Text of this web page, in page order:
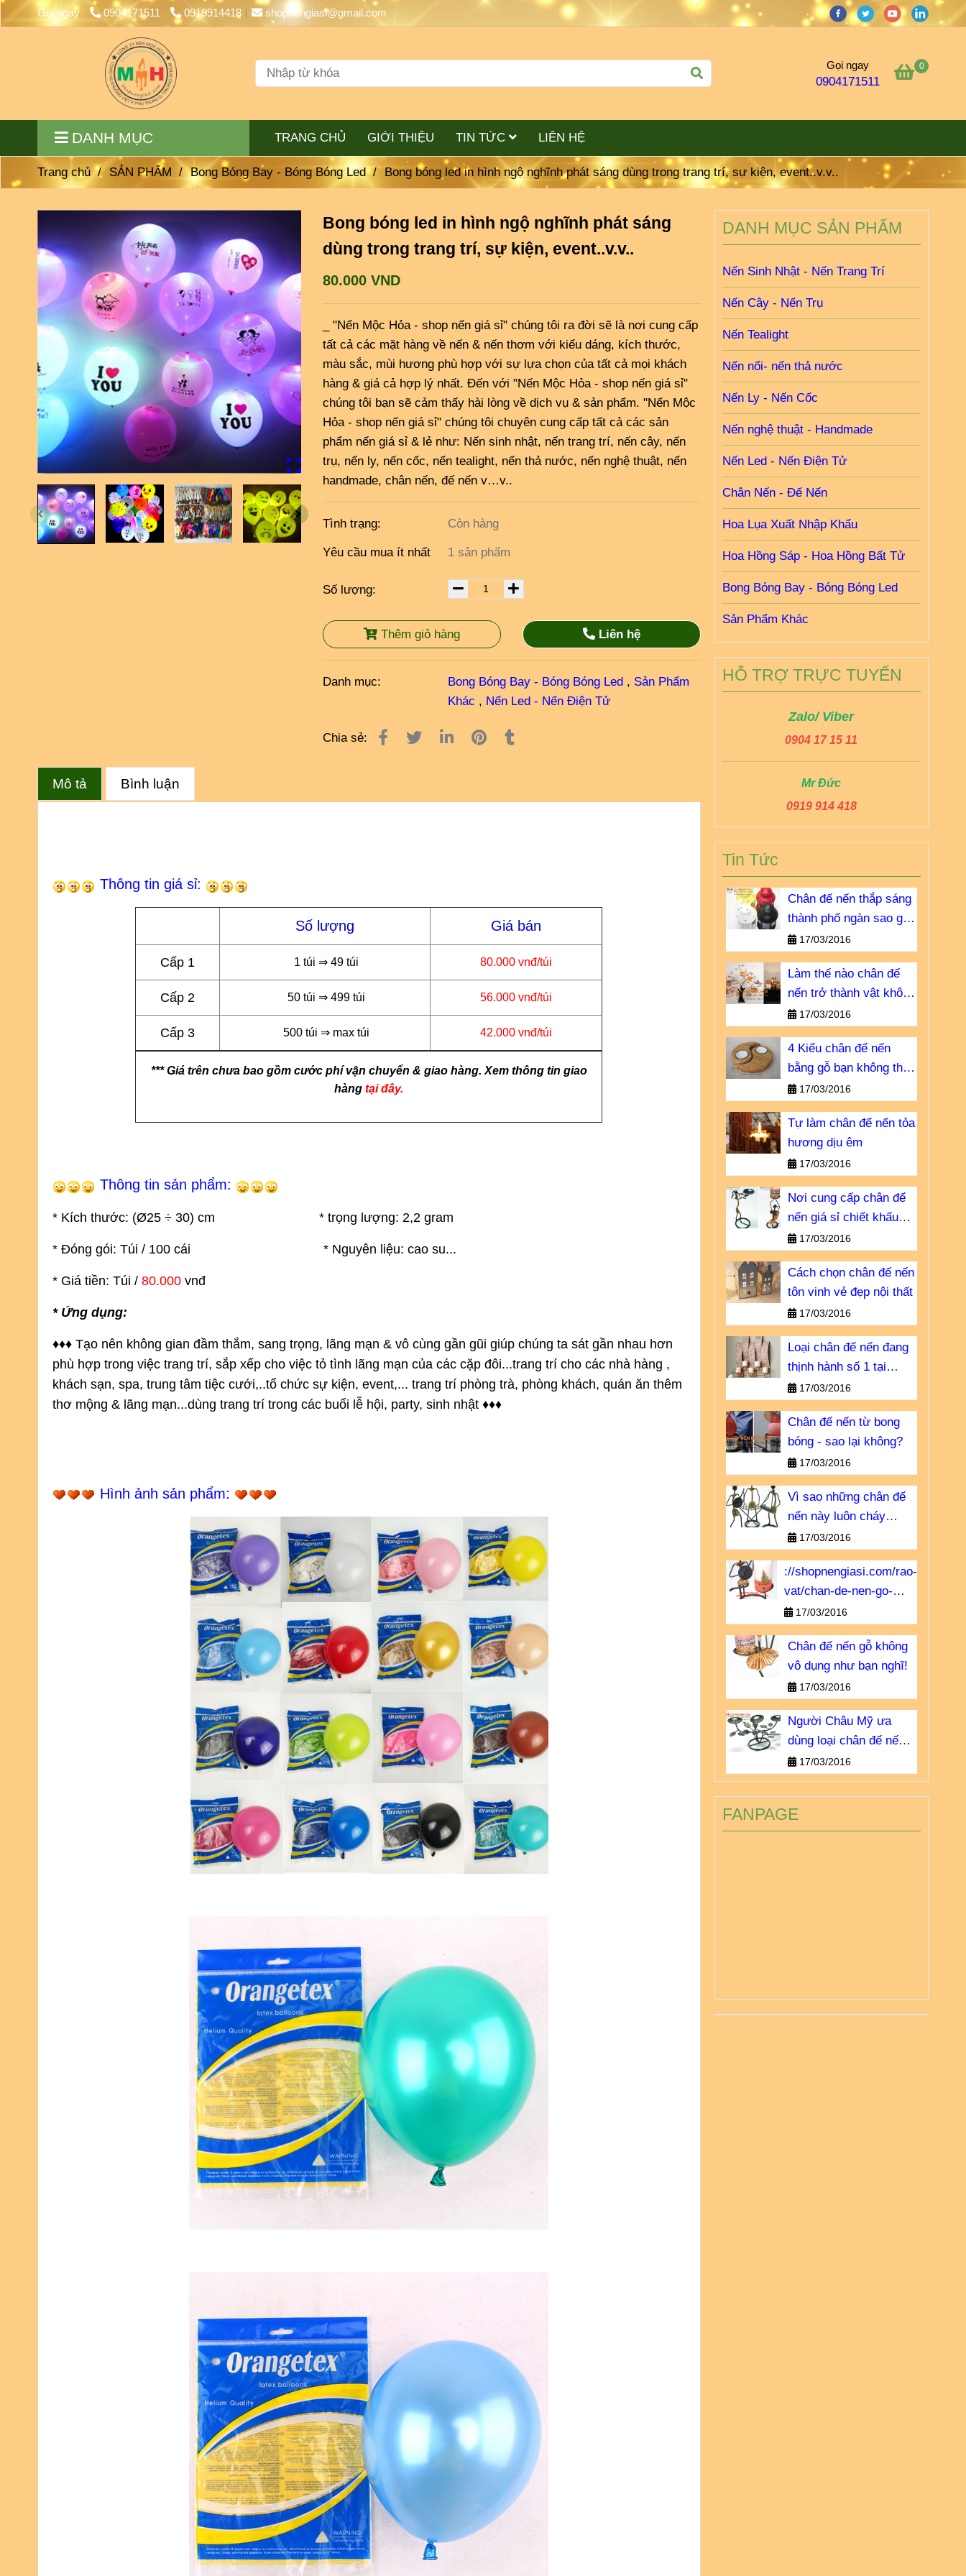
Gọi ngay 0904171511 0919914418 shopnengiasi@gmail.com
Gọi ngay
0904171511
0
DANH MỤC TRANG CHỦ GIỚI THIỆU TIN TỨC LIÊN HỆ
Trang chủ / SẢN PHẨM / Bong Bóng Bay - Bóng Bóng Led / Bong bóng led in hình ngộ nghĩnh phát sáng dùng trong trang trí, sự kiện, event..v.v..
Bong bóng led in hình ngộ nghĩnh phát sáng
dùng trong trang trí, sự kiện, event..v.v..
80.000 VND
_ "Nến Mộc Hỏa - shop nến giá sỉ" chúng tôi ra đời sẽ là nơi cung cấp
tất cả các mặt hàng về nến & nến thơm với kiểu dáng, kích thước,
màu sắc, mùi hương phù hợp với sự lựa chọn của tất cả mọi khách
hàng & giá cả hợp lý nhất. Đến với "Nến Mộc Hỏa - shop nến giá sỉ"
chúng tôi bạn sẽ cảm thấy hài lòng về dịch vụ & sản phẩm. "Nến Mộc
Hỏa - shop nến giá sỉ" chúng tôi chuyên cung cấp tất cả các sản
phẩm nến giá sỉ & lẻ như: Nến sinh nhật, nến trang trí, nến cây, nến
trụ, nến ly, nến cốc, nến tealight, nến thả nước, nến nghệ thuật, nến
handmade, chân nến, đế nến v…v..
Tình trạng: Còn hàng
Yêu cầu mua ít nhất 1 sản phẩm
Số lượng:
Thêm giỏ hàng Liên hệ
Danh mục: Bong Bóng Bay - Bóng Bóng Led , Sản Phẩm
Khác , Nến Led - Nến Điện Tử
Chia sẻ:
Mô tả Bình luận
Thông tin giá sỉ:
Số lượng Giá bán
Cấp 1 1 túi ⇒ 49 túi 80.000 vnđ/túi
Cấp 2 50 túi ⇒ 499 túi 56.000 vnđ/túi
Cấp 3 500 túi ⇒ max túi 42.000 vnđ/túi
*** Giá trên chưa bao gồm cước phí vận chuyển & giao hàng. Xem thông tin giao
hàng tại đây.
Thông tin sản phẩm:
* Kích thước: (Ø25 ÷ 30) cm * trọng lượng: 2,2 gram
* Đóng gói: Túi / 100 cái * Nguyên liệu: cao su...
* Giá tiền: Túi / 80.000 vnđ
* Ứng dụng:
♦♦♦ Tạo nên không gian đầm thắm, sang trọng, lãng mạn & vô cùng gần gũi giúp chúng ta sát gần nhau hơn
phù hợp trong việc trang trí, sắp xếp cho việc tỏ tình lãng mạn của các cặp đôi...trang trí cho các nhà hàng ,
khách sạn, spa, trung tâm tiệc cưới,..tổ chức sự kiện, event,... trang trí phòng trà, phòng khách, quán ăn thêm
thơ mộng & lãng mạn...dùng trang trí trong các buổi lễ hội, party, sinh nhật ♦♦♦
Hình ảnh sản phẩm:
DANH MỤC SẢN PHẨM
Nến Sinh Nhật - Nến Trang Trí
Nến Cây - Nến Trụ
Nến Tealight
Nến nổi- nến thả nước
Nến Ly - Nến Cốc
Nến nghệ thuật - Handmade
Nến Led - Nến Điện Tử
Chân Nến - Đế Nến
Hoa Lụa Xuất Nhập Khẩu
Hoa Hồng Sáp - Hoa Hồng Bất Tử
Bong Bóng Bay - Bóng Bóng Led
Sản Phẩm Khác
HỖ TRỢ TRỰC TUYẾN
Zalo/ Viber
0904 17 15 11
Mr Đức
0919 914 418
Tin Tức
Chân đế nến thắp sáng
thành phố ngàn sao giá
bao nhiêu?
17/03/2016
Làm thế nào chân đế
nến trở thành vật không
thể thiếu?
17/03/2016
4 Kiểu chân đế nến
bằng gỗ bạn không thể
bỏ qua
17/03/2016
Tự làm chân đế nến tỏa
hương dịu êm
17/03/2016
Nơi cung cấp chân đế
nến giá sỉ chiết khấu
cao17/03/2016
Cách chọn chân đế nến
tôn vinh vẻ đẹp nội thất
17/03/2016
Loại chân đế nến đang
thịnh hành số 1 tại
Châu u
17/03/2016
Chân đế nến từ bong
bóng - sao lại không?
17/03/2016
Vì sao những chân đế
nến này luôn cháy
hàng?
17/03/2016
://shopnengiasi.com/rao-
vat/chan-de-nen-go-
khong-vo-dung-nhu-ban-
17/03/2016
Chân đế nến gỗ không
vô dụng như bạn nghĩ!
17/03/2016
Người Châu Mỹ ưa
dùng loại chân đế nến
sắt nào?
17/03/2016
FANPAGE